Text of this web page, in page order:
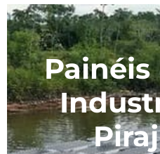
Painéis